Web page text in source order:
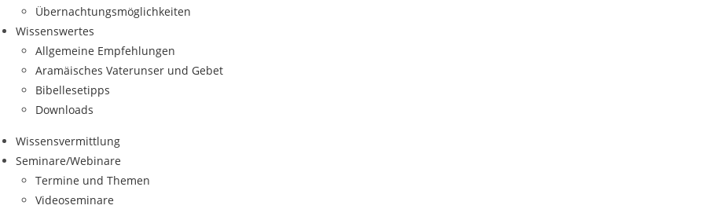
Übernachtungsmöglichkeiten
Wissenswertes
Allgemeine Empfehlungen
Aramäisches Vaterunser und Gebet
Bibellesetipps
Downloads
Wissensvermittlung
Seminare/Webinare
Termine und Themen
Videoseminare